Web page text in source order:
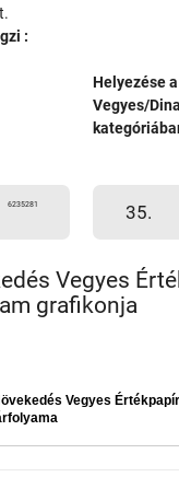
:
Helyezése a
Vegyes/
6235281 35.
Vegyes
grafikonja
Vegyes